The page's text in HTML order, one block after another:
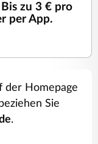
zu 3 € pro
per App.
der Homepage
Sie
.